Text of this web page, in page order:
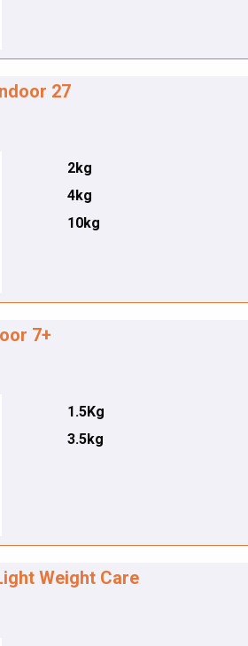
27
2kg
4kg
10kg
7+
1.5Kg
3.5kg
Weight Care